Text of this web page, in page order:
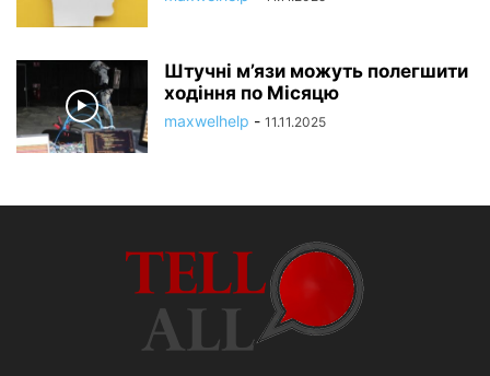
Штучні м’язи можуть полегшити
ходіння по Місяцю
maxwelhelp - 11.11.2025